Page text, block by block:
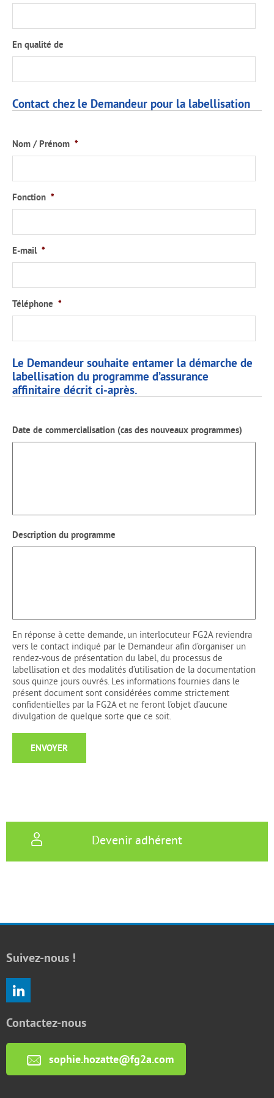
En qualité de
Contact chez le Demandeur pour la labellisation
Nom / Prénom *
Fonction *
E-mail *
Téléphone *
Le Demandeur souhaite entamer la démarche de
labellisation du programme d’assurance
affinitaire décrit ci-après.
Date de commercialisation (cas des nouveaux programmes)
Description du programme
En réponse à cette demande, un interlocuteur FG2A reviendra
vers le contact indiqué par le Demandeur afin d’organiser un
rendez-vous de présentation du label, du processus de
labellisation et des modalités d’utilisation de la documentation
sous quinze jours ouvrés. Les informations fournies dans le
présent document sont considérées comme strictement
confidentielles par la FG2A et ne feront l’objet d’aucune
divulgation de quelque sorte que ce soit.
ENVOYER
Devenir adhérent
Suivez-nous !
Contactez-nous
sophie.hozatte@fg2a.com